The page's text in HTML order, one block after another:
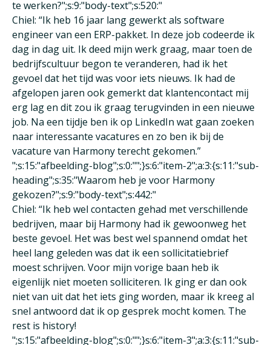
te werken?";s:9:"body-text";s:520:"
Chiel: “Ik heb 16 jaar lang gewerkt als software
engineer van een ERP-pakket. In deze job codeerde ik
dag in dag uit. Ik deed mijn werk graag, maar toen de
bedrijfscultuur begon te veranderen, had ik het
gevoel dat het tijd was voor iets nieuws. Ik had de
afgelopen jaren ook gemerkt dat klantencontact mij
erg lag en dit zou ik graag terugvinden in een nieuwe
job. Na een tijdje ben ik op LinkedIn wat gaan zoeken
naar interessante vacatures en zo ben ik bij de
vacature van Harmony terecht gekomen.”
";s:15:"afbeelding-blog";s:0:"";}s:6:"item-2";a:3:{s:11:"sub-
heading";s:35:"Waarom heb je voor Harmony
gekozen?";s:9:"body-text";s:442:"
Chiel: “Ik heb wel contacten gehad met verschillende
bedrijven, maar bij Harmony had ik gewoonweg het
beste gevoel. Het was best wel spannend omdat het
heel lang geleden was dat ik een sollicitatiebrief
moest schrijven. Voor mijn vorige baan heb ik
eigenlijk niet moeten solliciteren. Ik ging er dan ook
niet van uit dat het iets ging worden, maar ik kreeg al
snel antwoord dat ik op gesprek mocht komen. The
rest is history!
";s:15:"afbeelding-blog";s:0:"";}s:6:"item-3";a:3:{s:11:"sub-